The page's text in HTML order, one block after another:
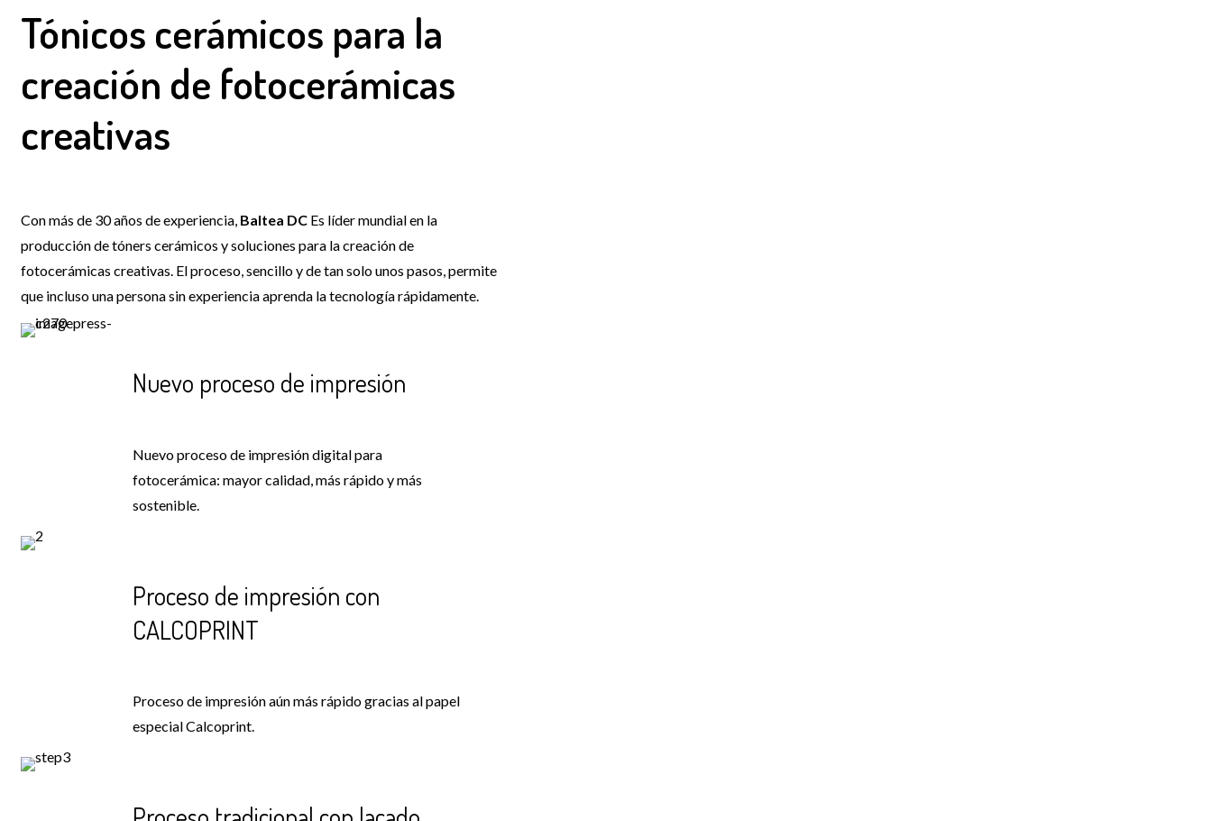
Tónicos cerámicos para la
creación de fotocerámicas
creativas
Con más de 30 años de experiencia, Baltea DC Es líder mundial en la
producción de tóners cerámicos y soluciones para la creación de
fotocerámicas creativas. El proceso, sencillo y de tan solo unos pasos, permite
que incluso una persona sin experiencia aprenda la tecnología rápidamente.
Nuevo proceso de impresión
Nuevo proceso de impresión digital para
fotocerámica: mayor calidad, más rápido y más
sostenible.
Proceso de impresión con
CALCOPRINT
Proceso de impresión aún más rápido gracias al papel
especial Calcoprint.